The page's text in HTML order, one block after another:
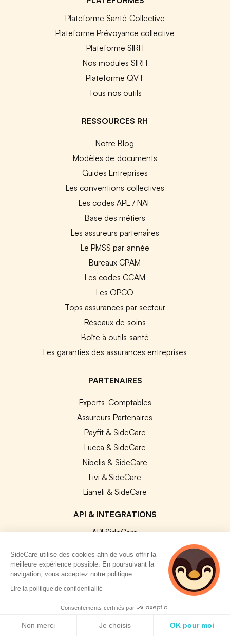
Plateforme Santé Collective
Plateforme Prévoyance collective
Plateforme SIRH
Nos modules SIRH
Plateforme QVT
Tous nos outils
RESSOURCES RH
Notre Blog
Modèles de documents
Guides Entreprises
Les conventions collectives
Les codes APE / NAF
Base des métiers
Les assureurs partenaires
Le PMSS par année
Bureaux CPAM
Les codes CCAM
Les OPCO
Tops assurances par secteur
Réseaux de soins
Boîte à outils santé
Les garanties des assurances entreprises
PARTENAIRES
Experts-Comptables
Assureurs Partenaires
Payfit & SideCare
Lucca & SideCare
Nibelis & SideCare
Livi & SideCare
Lianeli & SideCare
API & INTEGRATIONS
API SideCare
Les SIRH / Systèmes de paie connectés
A PROPOS
Centre d'aide
Nous contacter
SideCare utilise des cookies afin de vous offrir la
meilleure expérience possible. En poursuivant la
navigation, vous acceptez notre politique.
Lire la politique de confidentialité
Consentements certifiés par
Non merci Je choisis OK pour moi